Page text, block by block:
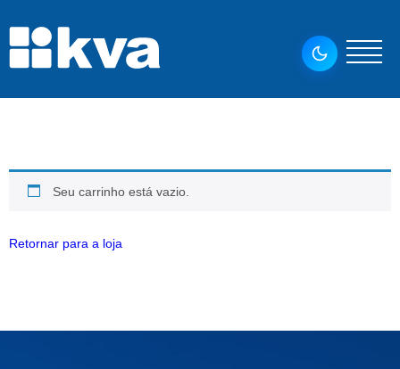
Seu carrinho está vazio.
Retornar para a loja